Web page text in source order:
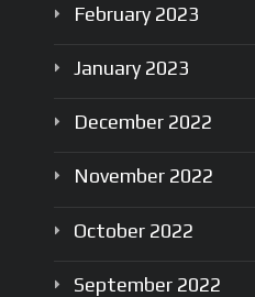
February 2023
January 2023
December 2022
November 2022
October 2022
September 2022